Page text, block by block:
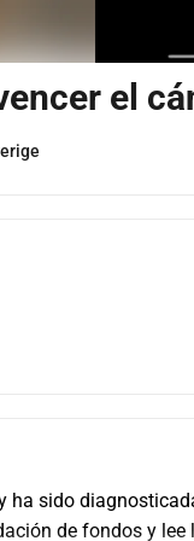
el
ha sido
de fondos y